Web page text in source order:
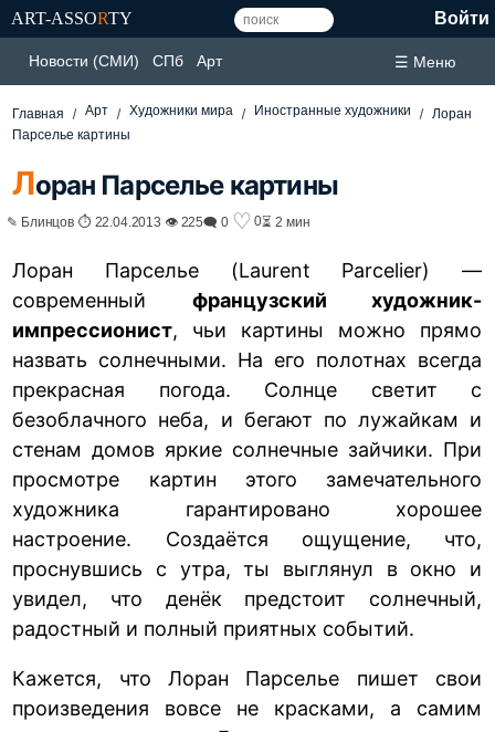
ART-ASSORTY Войти
Новости (СМИ) СПб Арт ☰ Меню
Главная Арт Художники мира Иностранные художники
Лоран
Парселье картины
Лоран Парселье картины
✎ Блинцов ⏱ 22.04.2013 👁 225🗨 0 ♡ 0⏳ 2 мин
Лоран Парселье (Laurent Parcelier) —
современный французский художник-
импрессионист, чьи картины можно прямо
назвать солнечными. На его полотнах всегда
прекрасная погода. Солнце светит с
безоблачного неба, и бегают по лужайкам и
стенам домов яркие солнечные зайчики. При
просмотре картин этого замечательного
художника гарантировано хорошее
настроение. Создаётся ощущение, что,
проснувшись с утра, ты выглянул в окно и
увидел, что денёк предстоит солнечный,
радостный и полный приятных событий.
Кажется, что Лоран Парселье пишет свои
произведения вовсе не красками, а самим